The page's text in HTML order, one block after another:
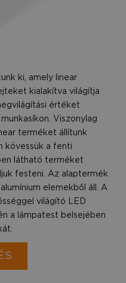
ki, amely linear
kialakítva világítja
értéket
Viszonylag
terméket állítunk
kövessük a fenti
látható terméket
festeni. Az alaptermék
elemekből áll. A
világító LED
a lámpatest belsejében